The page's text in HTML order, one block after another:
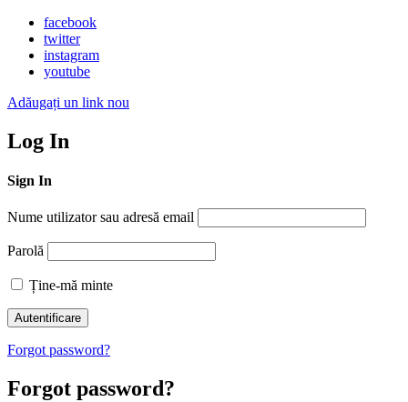
facebook
twitter
instagram
youtube
Adăugați un link nou
Log In
Sign In
Nume utilizator sau adresă email
Parolă
Ține-mă minte
Forgot password?
Forgot password?